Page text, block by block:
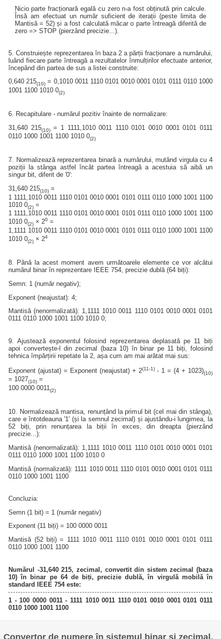
Nicio parte fracționară egală cu zero n-a fost obținută prin calcule.
Însă am efectuat un număr suficient de iterații (peste limita de
Mantisă = 52) și a fost calculată măcar o parte întreagă diferită de
zero => STOP (pierzând precizie...).
5. Construiește reprezentarea în baza 2 a părții fracționare a numărului,
luând fiecare parte întreagă a rezultatelor înmulțirilor efectuate anterior,
începând din partea de sus a listei construite:
0,640 215(10) = 0,1010 0011 1110 0101 0010 0001 0101 0111 0110 1000
1001 1100 1010 0(2)
6. Recapitulare - numărul pozitiv înainte de normalizare:
31,640 215(10) = 1 1111,1010 0011 1110 0101 0010 0001 0101 0111
0110 1000 1001 1100 1010 0(2)
7. Normalizează reprezentarea binară a numărului, mutând virgula cu 4
poziții la stânga astfel încât partea întreagă a acestuia să aibă un
singur bit, diferit de '0':
31,640 215(10) =
1 1111,1010 0011 1110 0101 0010 0001 0101 0111 0110 1000 1001 1100
1010 0(2) =
1 1111,1010 0011 1110 0101 0010 0001 0101 0111 0110 1000 1001 1100
1010 0(2) × 20 =
1,1111 1010 0011 1110 0101 0010 0001 0101 0111 0110 1000 1001 1100
1010 0(2) × 24
8. Până la acest moment avem următoarele elemente ce vor alcătui
numărul binar în reprezentare IEEE 754, precizie dublă (64 biți):
Semn: 1 (număr negativ);
Exponent (neajustat): 4;
Mantisă (nenormalizată): 1,1111 1010 0011 1110 0101 0010 0001 0101
0111 0110 1000 1001 1100 1010 0;
9. Ajustează exponentul folosind reprezentarea deplasată pe 11 biți
apoi convertește-l din zecimal (baza 10) în binar pe 11 biți, folosind
tehnica împărțirii repetate la 2, așa cum am mai arătat mai sus:
Exponent (ajustat) = Exponent (neajustat) + 2(11-1)- 1 = (4 + 1023)(10)
= 1027(10) =
100 0000 0011 (2)
10. Normalizează mantisa, renunțând la primul bit (cel mai din stânga),
care e întotdeauna '1' (și la semnul zecimal) și ajustându-i lungimea, la
52 biți, prin renunțarea la biții în exces, din dreapta (pierzând
precizie...):
Mantisă (nenormalizată): 1,1111 1010 0011 1110 0101 0010 0001 0101
0111 0110 1000 1001 1100 1010 0
Mantisă (normalizată): 1111 1010 0011 1110 0101 0010 0001 0101 0111
0110 1000 1001 1100
Concluzia:
Semn (1 bit) = 1 (număr negativ)
Exponent (11 biți) = 100 0000 0011
Mantisă (52 biți) = 1111 1010 0011 1110 0101 0010 0001 0101 0111
0110 1000 1001 1100
Numărul -31,640 215, zecimal, convertit din sistem zecimal (baza
10) în binar pe 64 de biți, precizie dublă, în virgulă mobilă în
standard IEEE 754 este:
1 - 100 0000 0011 - 1111 1010 0011 1110 0101 0010 0001 0101 0111
0110 1000 1001 1100
Convertor de numere în sistemul binar și zecimal.